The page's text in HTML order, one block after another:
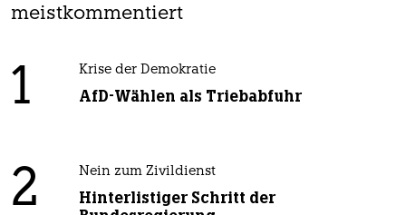
meistkommentiert
1 Krise der Demokratie
AfD-Wählen als Triebabfuhr
2 Nein zum Zivildienst
Hinterlistiger Schritt der